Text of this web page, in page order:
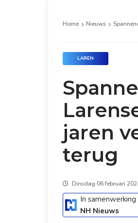
Home Nieuws
LAREN
jaren
terug
Dinsdag 06 februari
In
NH Nieuws